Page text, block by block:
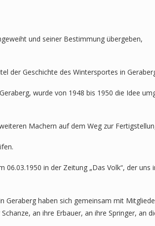
und seiner Bestimmung übergeben,
der Geschichte des Wintersportes in
wurde von 1948 bis 1950 die Idee
Machern auf dem Weg zur
in der Zeitung „Das Volk“, der uns
haben sich gemeinsam mit
an ihre Erbauer, an ihre Springer, an